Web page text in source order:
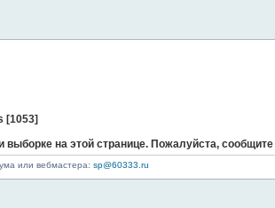
[1053]
выборке на этой странице. Пожалуйста, сообщите
или вебмастера: sp@60333.ru